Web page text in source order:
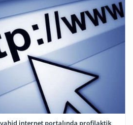
vahid internet portalında profilaktik